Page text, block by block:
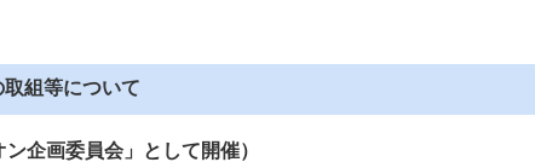
組等について
企画委員会」として開催）